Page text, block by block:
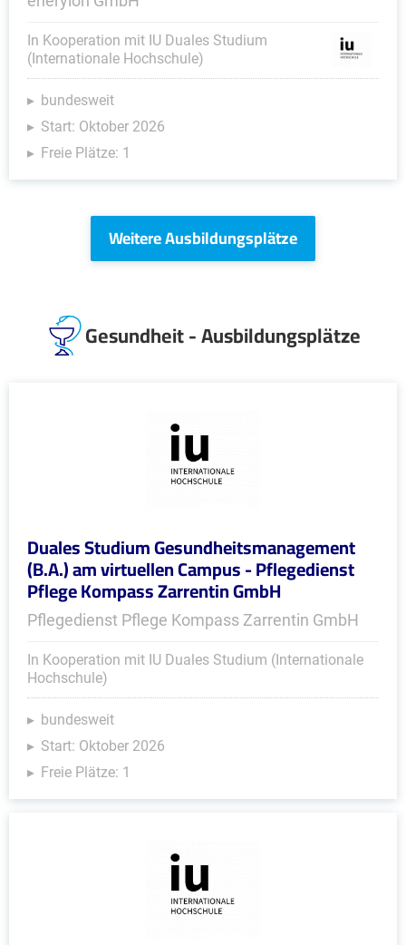
In Kooperation mit IU Duales Studium
(Internationale Hochschule)
bundesweit
Start: Oktober 2026
Freie Plätze: 1
Weitere Ausbildungsplätze
Gesundheit - Ausbildungsplätze
Duales Studium Gesundheitsmanagement
(B.A.) am virtuellen Campus - Pflegedienst
Pflege Kompass Zarrentin GmbH
Pflegedienst Pflege Kompass Zarrentin GmbH
In Kooperation mit IU Duales Studium (Internationale
Hochschule)
bundesweit
Start: Oktober 2026
Freie Plätze: 1